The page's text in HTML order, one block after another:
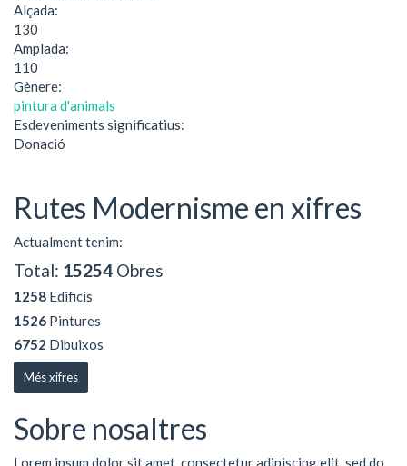
Alçada:
130
Amplada:
110
Gènere:
pintura d'animals
Esdeveniments significatius:
Donació
Rutes Modernisme en xifres
Actualment tenim:
Total: 15254 Obres
1258 Edificis
1526 Pintures
6752 Dibuixos
Més xifres
Sobre nosaltres
Lorem ipsum dolor sit amet, consectetur adipiscing elit, sed do